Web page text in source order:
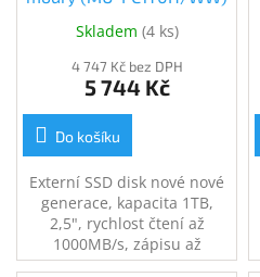
Skladem (4 ks)
4 747 Kč bez DPH
5 744 Kč
Do košíku
Externí SSD disk nové nové
generace, kapacita 1TB,
2,5", rychlost čtení až
1000MB/s, zápisu až
1050MB/s, USB3.2 gen.2